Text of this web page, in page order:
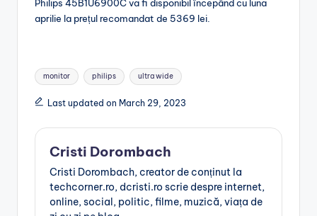
Philips 45B1U6900C va fi disponibil începând cu luna
aprilie la prețul recomandat de 5369 lei.
Tags:
monitor philips ultra wide
Last updated on March 29, 2023
Cristi Dorombach
Cristi Dorombach, creator de conținut la
techcorner.ro, dcristi.ro scrie despre internet,
online, social, politic, filme, muzică, viața de